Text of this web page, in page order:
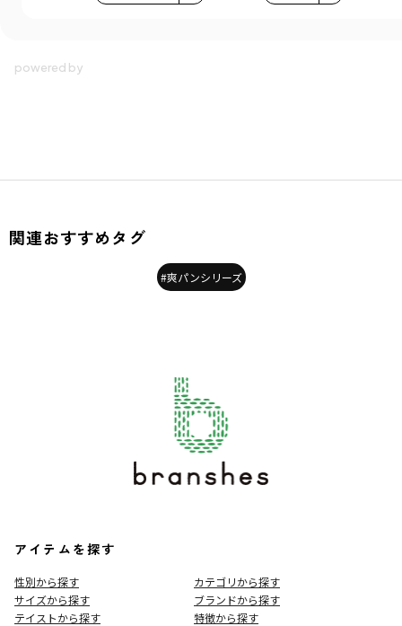
関連おすすめタグ
#爽パンシリーズ
アイテムを探す
性別から探す
カテゴリから探す
サイズから探す
ブランドから探す
テイストから探す
特徴から探す